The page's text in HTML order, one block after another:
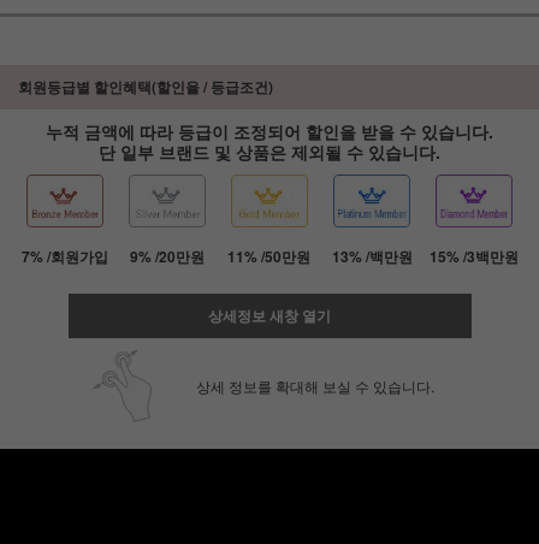
회원등급별 할인혜택(할인율 / 등급조건)
누적 금액에 따라 등급이 조정되어 할인을 받을 수 있습니다.
단 일부 브랜드 및 상품은 제외될 수 있습니다.
7% /회원가입 9% /20만원 11% /50만원 13% /백만원 15% /3백만원
상세정보 새창 열기
상세 정보를 확대해 보실 수 있습니다.